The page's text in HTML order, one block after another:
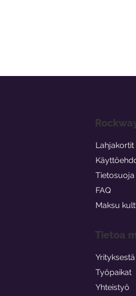
Lahjakortit
Tietosuoja
FAQ
Maksu
Tietoa
Yrityksestä
Työpaikat
Yhteistyö